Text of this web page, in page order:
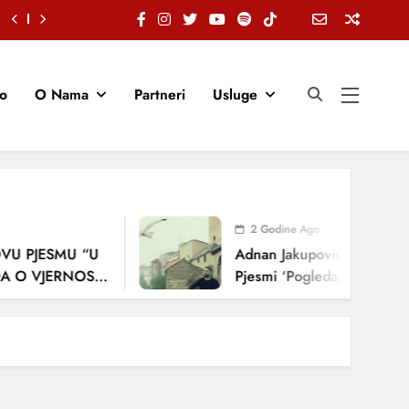
O Nama Partneri Usluge
PJESMU “U
VJERNOSTI,
2 Godine Ago
Adnan Jakupović Donosi
Pjesmi ‘Pogledaj Me’